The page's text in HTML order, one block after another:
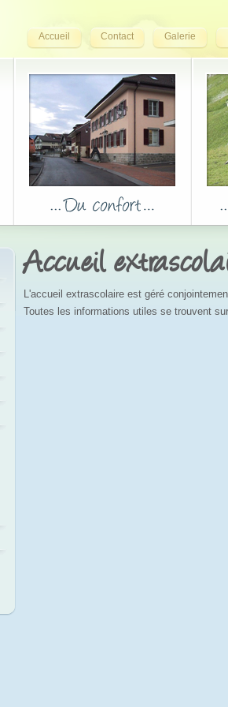
Accueil Contact Galerie
Accueil
L'accueil extrascolaire est géré
Toutes les informations utiles se trouvent